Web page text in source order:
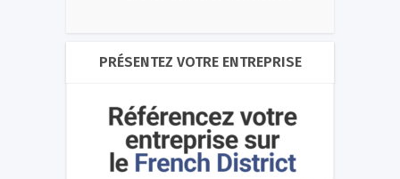
PRÉSENTEZ VOTRE ENTREPRISE